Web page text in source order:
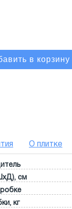
О плитке
см
кг